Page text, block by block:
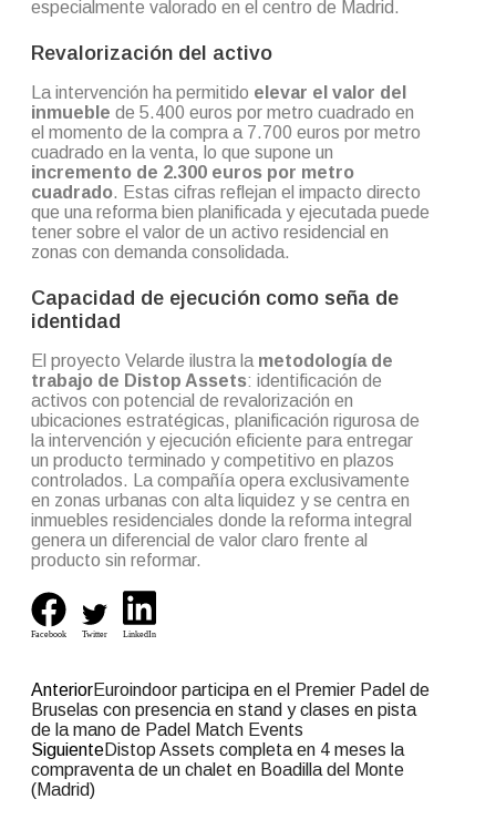
especialmente valorado en el centro de Madrid.
Revalorización del activo
La intervención ha permitido elevar el valor del
inmueble de 5.400 euros por metro cuadrado en
el momento de la compra a 7.700 euros por metro
cuadrado en la venta, lo que supone un
incremento de 2.300 euros por metro
cuadrado. Estas cifras reflejan el impacto directo
que una reforma bien planificada y ejecutada puede
tener sobre el valor de un activo residencial en
zonas con demanda consolidada.
Capacidad de ejecución como seña de
identidad
El proyecto Velarde ilustra la metodología de
trabajo de Distop Assets: identificación de
activos con potencial de revalorización en
ubicaciones estratégicas, planificación rigurosa de
la intervención y ejecución eficiente para entregar
un producto terminado y competitivo en plazos
controlados. La compañía opera exclusivamente
en zonas urbanas con alta liquidez y se centra en
inmuebles residenciales donde la reforma integral
genera un diferencial de valor claro frente al
producto sin reformar.
Facebook Twitter LinkedIn
AnteriorEuroindoor participa en el Premier Padel de
Bruselas con presencia en stand y clases en pista
de la mano de Padel Match Events
SiguienteDistop Assets completa en 4 meses la
compraventa de un chalet en Boadilla del Monte
(Madrid)